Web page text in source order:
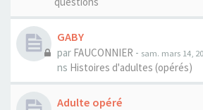
GABY
par FAUCONNIER - sam. mars 14,
ns Histoires d'adultes (opérés)
Adulte opéré